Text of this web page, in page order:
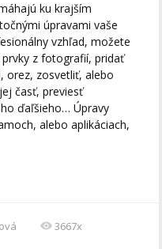
ku krajším
úpravami vaše
vzhľad, možete
z fotografií, pridať
orez, zosvetliť, alebo
časť, previesť
ďaľšieho… Úpravy
alebo aplikáciach,
3667x